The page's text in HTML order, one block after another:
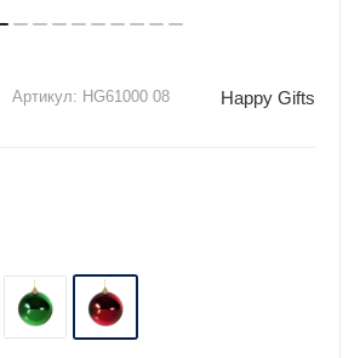
Артикул: HG61000 08 Happy Gifts